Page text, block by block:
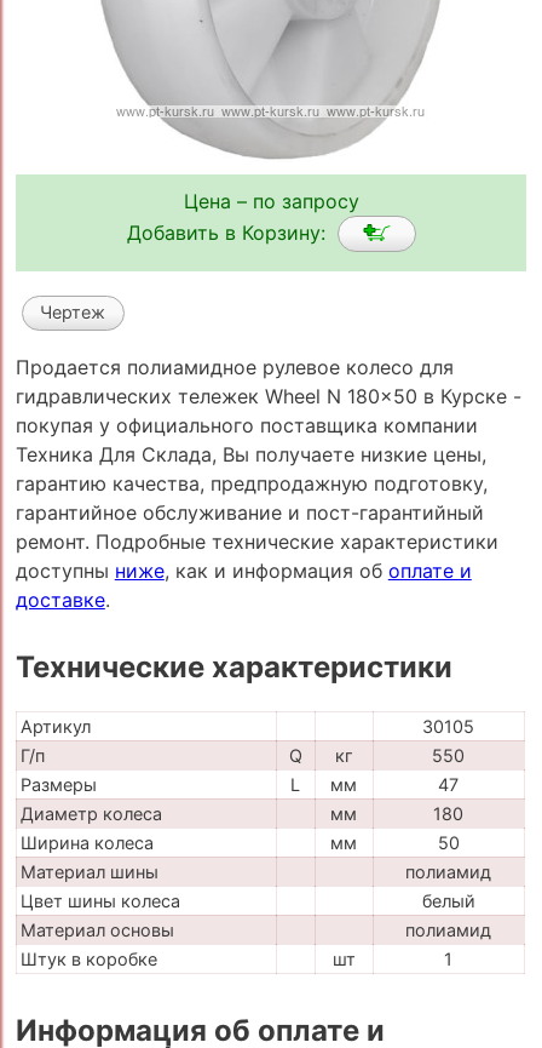
Цена – по запросу
Добавить в Корзину:
Чертеж
Продается полиамидное рулевое колесо для
гидравлических тележек Wheel N 180x50 в Курске -
покупая у официального поставщика компании
Техника Для Склада, Вы получаете низкие цены,
гарантию качества, предпродажную подготовку,
гарантийное обслуживание и пост-гарантийный
ремонт. Подробные технические характеристики
доступны ниже, как и информация об оплате и
доставке.
Технические характеристики
Артикул
30105
Г/п
Q кг
550
Размеры
L мм
47
Диаметр колеса
мм
180
Ширина колеса
мм
50
Материал шины
полиамид
Цвет шины колеса
белый
Материал основы
полиамид
Штук в коробке
шт 1
Информация об оплате и